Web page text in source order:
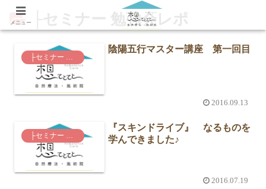
├セミナー 勉強会レポ
├セミナー 勉強会レポ
陰陽五行マスター講座 第一回目
2016.09.13
『スキンドライブ』 なるものを
学んできました♪
2016.07.19
メニュー